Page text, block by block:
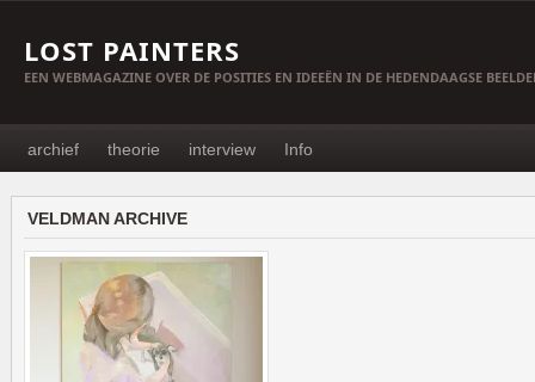
LOST PAINTERS
EEN WEBMAGAZINE OVER DE POSITIES EN IDEEËN IN DE HEDENDAAGSE
archief theorie interview Info
VELDMAN ARCHIVE